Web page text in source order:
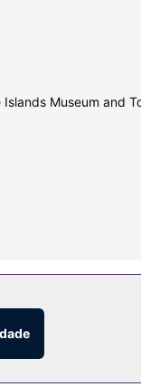
Museum and
banheira de
grátis no local.